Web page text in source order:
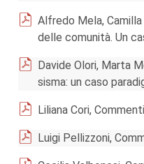
Alfredo Mela,
delle comunità. Un
Davide Olori, Marta
sisma: un caso
Liliana Cori, Commenti
Luigi Pellizzoni,